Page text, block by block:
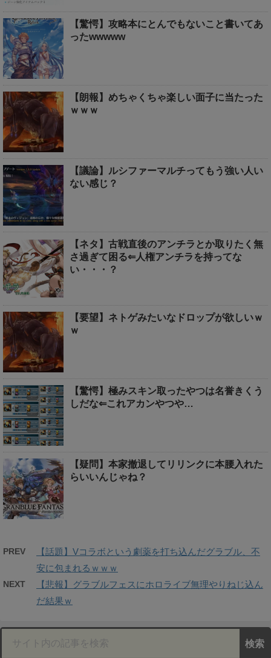
【驚愕】攻略本にとんでもないこと書いてあ
ったwwwww
【朗報】めちゃくちゃ楽しい面子に当たった
ｗｗｗ
【議論】ルシファーマルチってもう強い人い
ない感じ？
【ネタ】古戦直後のアンチラとか取りたく無
さ過ぎて困る⇐人権アンチラを持ってな
い・・・？
【要望】ネトゲみたいなドロップが欲しいｗ
ｗ
【驚愕】極みスキン取ったやつは名誉きくう
しだな⇐これアカンやつや…
【疑問】本家撤退してリリンクに本腰入れた
らいいんじゃね？
PREV
【話題】Vコラボという劇薬を打ち込んだグラブル、不
安に包まれるｗｗｗ
NEXT
【悲報】グラブルフェスにホロライブ無理やりねじ込ん
だ結果ｗ